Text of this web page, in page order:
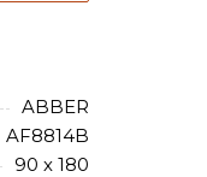
ABBER
AF8814B
90 х 180